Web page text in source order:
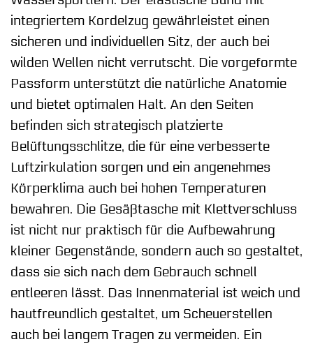
integriertem Kordelzug gewährleistet einen
sicheren und individuellen Sitz, der auch bei
wilden Wellen nicht verrutscht. Die vorgeformte
Passform unterstützt die natürliche Anatomie
und bietet optimalen Halt. An den Seiten
befinden sich strategisch platzierte
Belüftungsschlitze, die für eine verbesserte
Luftzirkulation sorgen und ein angenehmes
Körperklima auch bei hohen Temperaturen
bewahren. Die Gesäßtasche mit Klettverschluss
ist nicht nur praktisch für die Aufbewahrung
kleiner Gegenstände, sondern auch so gestaltet,
dass sie sich nach dem Gebrauch schnell
entleeren lässt. Das Innenmaterial ist weich und
hautfreundlich gestaltet, um Scheuerstellen
auch bei langem Tragen zu vermeiden. Ein